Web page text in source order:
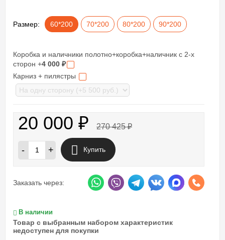
Размер: 60*200 70*200 80*200 90*200
Коробка и наличники полотно+коробка+наличник с 2-х
сторон +4 000 ₽
Карниз + пилястры
20 000 ₽ 270 425₽
- + Купить
Заказать через:
В наличии
Товар с выбранным набором характеристик
недоступен для покупки